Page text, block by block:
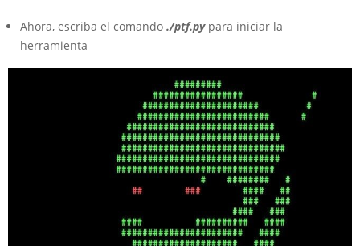
Ahora, escriba el comando ./ptf.pypara iniciar la
herramienta